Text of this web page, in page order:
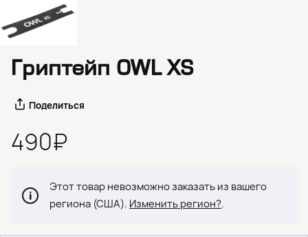
Гриптейп OWL XS
Поделиться
490₽
Этот товар невозможно заказать из вашего
региона (США). Изменить регион?.